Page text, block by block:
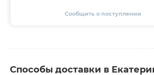
Сообщить о поступлении
Способы доставки в